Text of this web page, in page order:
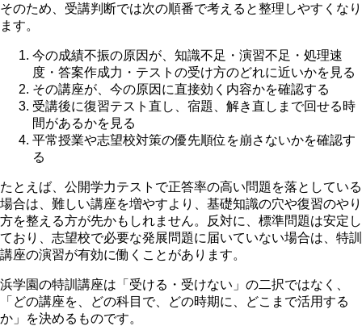
そのため、受講判断では次の順番で考えると整理しやすくなり
ます。
今の成績不振の原因が、知識不足・演習不足・処理速
度・答案作成力・テストの受け方のどれに近いかを見る
その講座が、今の原因に直接効く内容かを確認する
受講後に復習テスト直し、宿題、解き直しまで回せる時
間があるかを見る
平常授業や志望校対策の優先順位を崩さないかを確認す
る
たとえば、公開学力テストで正答率の高い問題を落としている
場合は、難しい講座を増やすより、基礎知識の穴や復習のやり
方を整える方が先かもしれません。反対に、標準問題は安定し
ており、志望校で必要な発展問題に届いていない場合は、特訓
講座の演習が有効に働くことがあります。
浜学園の特訓講座は「受ける・受けない」の二択ではなく、
「どの講座を、どの科目で、どの時期に、どこまで活用する
か」を決めるものです。